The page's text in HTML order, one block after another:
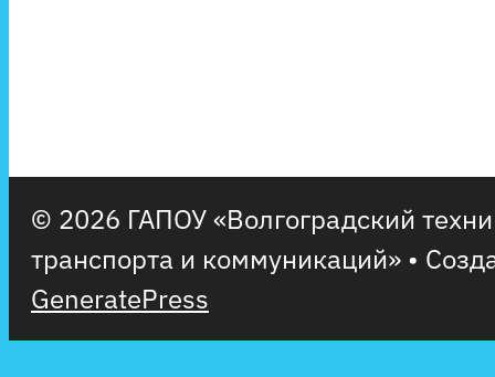
© 2026 ГАПОУ «Волгоградский
транспорта и коммуникаций» •
GeneratePress